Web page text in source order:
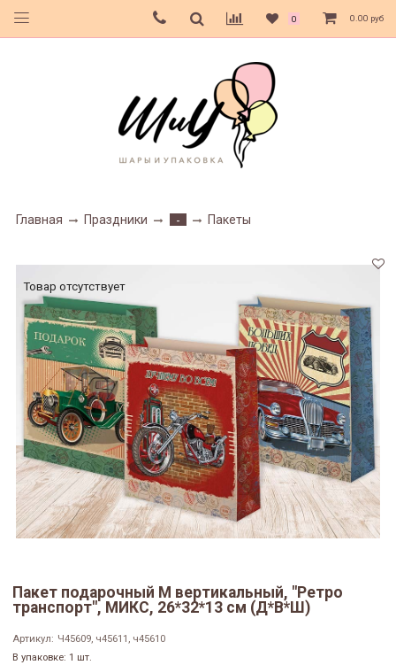
0 0.00 руб
Главная Праздники - Пакеты
Товар отсутствует
Пакет подарочный M вертикальный, "Ретро
транспорт", МИКС, 26*32*13 см (Д*В*Ш)
Артикул: Ч45609, ч45611, ч45610
В упаковке: 1 шт.